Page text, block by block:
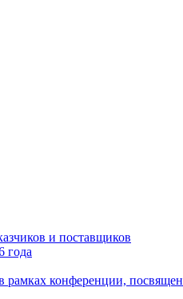
и поставщиков
года
конференции,